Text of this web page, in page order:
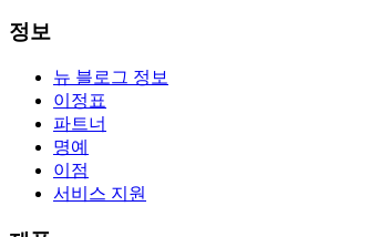
정보
뉴 블로그 정보
이정표
파트너
명예
이점
서비스 지원